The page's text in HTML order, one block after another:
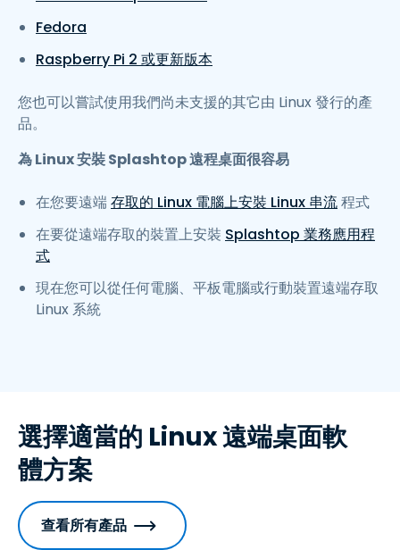
Fedora
Raspberry Pi 2 或更新版本
您也可以嘗試使用我們尚未支援的其它由 Linux 發行的產
品。
為 Linux 安裝 Splashtop 遠程桌面很容易
在您要遠端存取的 Linux 電腦上安裝 Linux 串流程式
在要從遠端存取的裝置上安裝 Splashtop 業務應用程
式
現在您可以從任何電腦、平板電腦或行動裝置遠端存取
Linux 系統
選擇適當的 Linux 遠端桌面軟
體方案
查看所有產品